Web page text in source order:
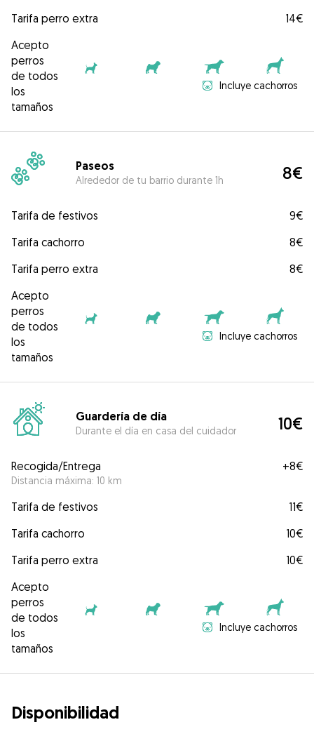
Tarifa perro extra
14€
Acepto
perros
de todos
los
tamaños
Incluye cachorros
Paseos
Alrededor de tu barrio durante 1h 8€
Tarifa de festivos
9€
Tarifa cachorro
8€
Tarifa perro extra
8€
Acepto
perros
de todos
los
tamaños
Incluye cachorros
Guardería de día
Durante el día en casa del cuidador 10€
Recogida/Entrega
Distancia máxima: 10 km
+8€
Tarifa de festivos
11€
Tarifa cachorro
10€
Tarifa perro extra
10€
Acepto
perros
de todos
los
tamaños
Incluye cachorros
Disponibilidad